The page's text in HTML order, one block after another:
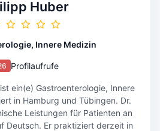
Huber
Innere Medizin
Profilaufrufe
ein(e) Gastroenterologie, Innere
in Hamburg und Tübingen. Dr.
Leistungen für Patienten an
Deutsch. Er praktiziert derzeit in